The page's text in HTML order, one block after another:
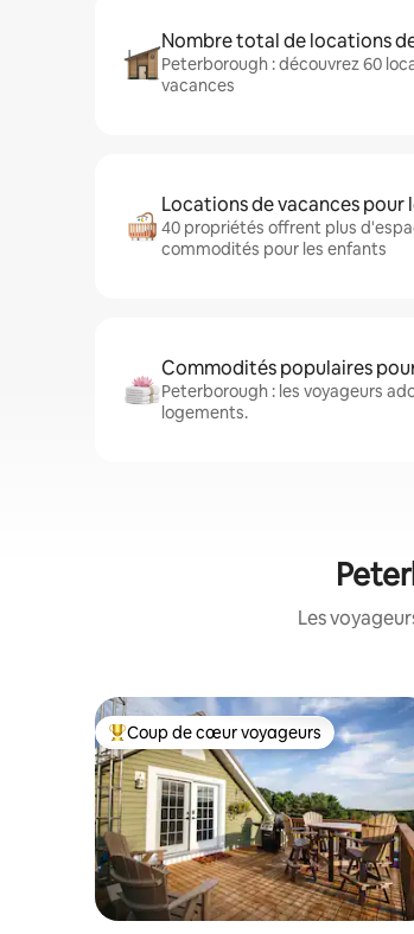
Nombre total de locations
Peterborough : découvrez 60
vacances
Locations de vacances pour
40 propriétés offrent plus
commodités pour les enfants
Commodités populaires
Peterborough : les voyageurs
logements.
Les
Coup de cœur voyageurs parmi les plus
Coup de cœur voyageurs